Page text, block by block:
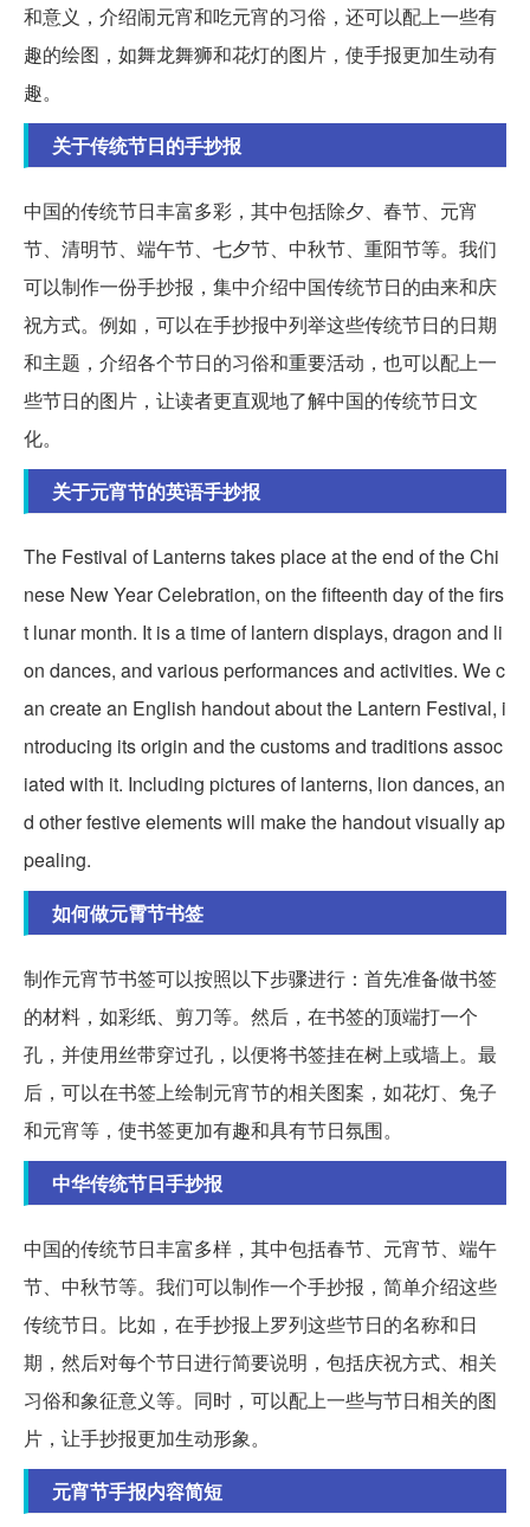
和意义，介绍闹元宵和吃元宵的习俗，还可以配上一些有
趣的绘图，如舞龙舞狮和花灯的图片，使手报更加生动有
趣。
关于传统节日的手抄报
中国的传统节日丰富多彩，其中包括除夕、春节、元宵
节、清明节、端午节、七夕节、中秋节、重阳节等。我们
可以制作一份手抄报，集中介绍中国传统节日的由来和庆
祝方式。例如，可以在手抄报中列举这些传统节日的日期
和主题，介绍各个节日的习俗和重要活动，也可以配上一
些节日的图片，让读者更直观地了解中国的传统节日文
化。
关于元宵节的英语手抄报
The Festival of Lanterns takes place at the end of the Chi
nese New Year Celebration, on the fifteenth day of the firs
t lunar month. It is a time of lantern displays, dragon and li
on dances, and various performances and activities. We c
an create an English handout about the Lantern Festival, i
ntroducing its origin and the customs and traditions assoc
iated with it. Including pictures of lanterns, lion dances, an
d other festive elements will make the handout visually ap
pealing.
如何做元霄节书签
制作元宵节书签可以按照以下步骤进行：首先准备做书签
的材料，如彩纸、剪刀等。然后，在书签的顶端打一个
孔，并使用丝带穿过孔，以便将书签挂在树上或墙上。最
后，可以在书签上绘制元宵节的相关图案，如花灯、兔子
和元宵等，使书签更加有趣和具有节日氛围。
中华传统节日手抄报
中国的传统节日丰富多样，其中包括春节、元宵节、端午
节、中秋节等。我们可以制作一个手抄报，简单介绍这些
传统节日。比如，在手抄报上罗列这些节日的名称和日
期，然后对每个节日进行简要说明，包括庆祝方式、相关
习俗和象征意义等。同时，可以配上一些与节日相关的图
片，让手抄报更加生动形象。
元宵节手报内容简短